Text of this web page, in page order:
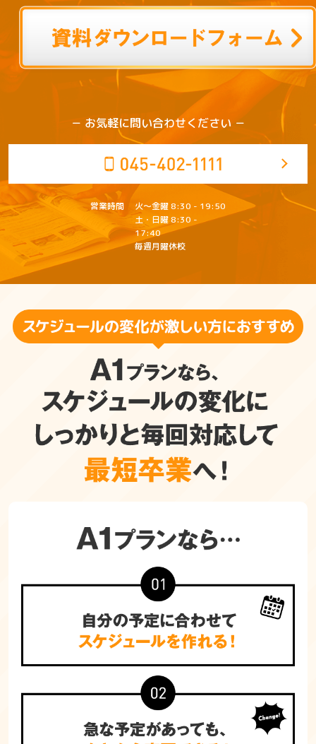
－ お気軽に問い合わせください －
営業時間
火～金曜 8:30 - 19:50
土・日曜 8:30 -
17:40
毎週月曜休校